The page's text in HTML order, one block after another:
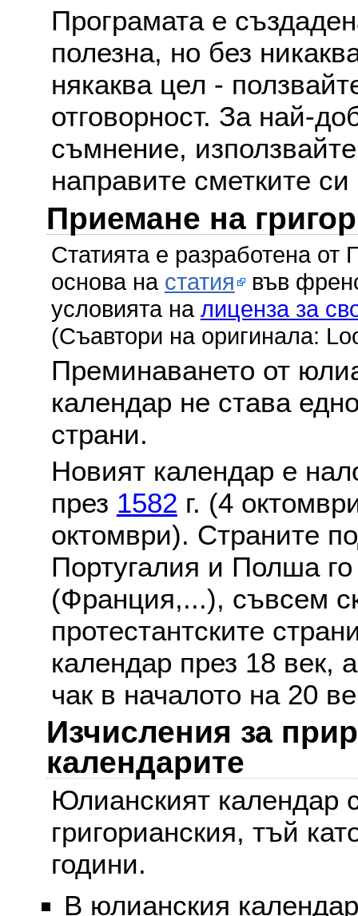
Програмата е
полезна, но без
някаква цел -
отговорност. За най-
съмнение,
направите сметките
Приемане на
Статията е разработена
основа на статия във
условията на лиценза за
(Съавтори на оригинала:
Преминаването от
календар не става
страни.
Новият календар е
през 1582 г. (4
октомври). Страните
Португалия и Полша
(Франция,...), съвсем
протестантските
календар през 18 век,
чак в началото на 20
Изчисления за
календарите
Юлианският календар
григорианския, тъй
години.
В юлианския